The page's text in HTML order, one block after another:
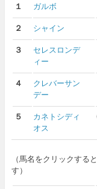
１ ガルボ
２
シャイン
３
セレスロンデ
ィー
４
クレバーサン
デー
５
カネトシディ
オス
（馬名をクリックする
す）